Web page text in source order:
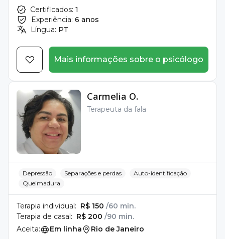
Certificados: 1
Experiência: 6 anos
Língua: PT
Mais informações sobre o psicólogo
Carmelia O.
Terapeuta da fala
Depressão Separações e perdas
Auto-identificação
Queimadura
Terapia individual: R$ 150 /60 min.
Terapia de casal: R$ 200 /90 min.
Aceita:
Em linha Rio de Janeiro